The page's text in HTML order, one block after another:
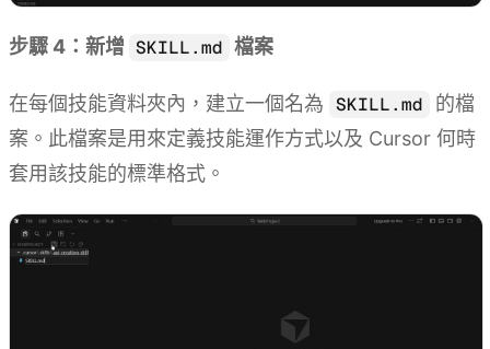
步驟 4：新增 SKILL.md 檔案
在每個技能資料夾內，建立一個名為 SKILL.md
的檔
案。此檔案是用來定義技能運作方式以及 Cursor 何時
套用該技能的標準格式。